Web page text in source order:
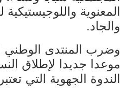
المعنوية
والجاد.
وضرب المنتدى الوطني
موعدا جديدا لإطلاق
الندوة الجهوية التي